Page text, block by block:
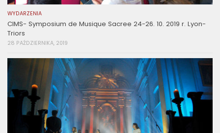
WYDARZENIA
CIMS- Symposium de Musique Sacree 24-26. 10. 2019 r. Lyon-
Triors
28 PAŹDZIERNIKA, 2019